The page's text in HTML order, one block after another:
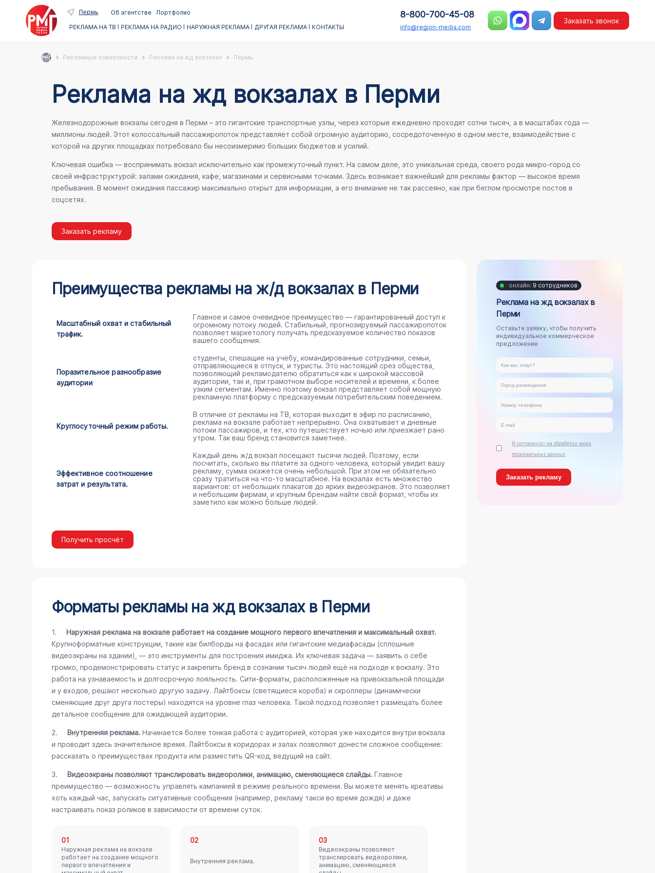
Пермь Об агентстве
Портфолио
РЕКЛАМА НА ТВ
РЕКЛАМА НА РАДИО НАРУЖНАЯ РЕКЛАМА ДРУГАЯ РЕКЛАМА КОНТАКТЫ
8-800-700-45-08
info@region-media.com
Заказать звонок
Рекламные поверхности Реклама на жд вокзалах Пермь
Реклама на жд вокзалах в Перми
Железнодорожные вокзалы сегодня в Перми – это гигантские транспортные узлы, через которые ежедневно проходят сотни тысяч, а в масштабах года —
миллионы людей. Этот колоссальный пассажиропоток представляет собой огромную аудиторию, сосредоточенную в одном месте, взаимодействие с
которой на других площадках потребовало бы несоизмеримо больших бюджетов и усилий.
Ключевая ошибка — воспринимать вокзал исключительно как промежуточный пункт. На самом деле, это уникальная среда, своего рода микро-город со
своей инфраструктурой: залами ожидания, кафе, магазинами и сервисными точками. Здесь возникает важнейший для рекламы фактор — высокое время
пребывания. В момент ожидания пассажир максимально открыт для информации, а его внимание не так рассеяно, как при беглом просмотре постов в
соцсетях.
Заказать рекламу
Преимущества рекламы на ж/д вокзалах в Перми
Масштабный охват и стабильный
трафик.
Главное и самое очевидное преимущество — гарантированный доступ к
огромному потоку людей. Стабильный, прогнозируемый пассажиропоток
позволяет маркетологу получать предсказуемое количество показов
вашего сообщения.
Поразительное разнообразие
аудитории
студенты, спешащие на учёбу, командированные сотрудники, семьи,
отправляющиеся в отпуск, и туристы. Это настоящий срез общества,
позволяющий рекламодателю обратиться как к широкой массовой
аудитории, так и, при грамотном выборе носителей и времени, к более
узким сегментам. Именно поэтому вокзал представляет собой мощную
рекламную платформу с предсказуемым потребительским поведением.
Круглосуточный режим работы.
В отличие от рекламы на ТВ, которая выходит в эфир по расписанию,
реклама на вокзале работает непрерывно. Она охватывает и дневные
потоки пассажиров, и тех, кто путешествует ночью или приезжает рано
утром. Так ваш бренд становится заметнее.
Эффективное соотношение
затрат и результата.
Каждый день ж/д вокзал посещают тысячи людей. Поэтому, если
посчитать, сколько вы платите за одного человека, который увидит вашу
рекламу, сумма окажется очень небольшой. При этом не обязательно
сразу тратиться на что-то масштабное. На вокзалах есть множество
вариантов: от небольших плакатов до ярких видеоэкранов. Это позволяет
и небольшим фирмам, и крупным брендам найти свой формат, чтобы их
заметило как можно больше людей.
Получить просчёт
Форматы рекламы на жд вокзалах в Перми
1. Наружная реклама на вокзале работает на создание мощного первого впечатления и максимальный охват.
Крупноформатные конструкции, такие как билборды на фасадах или гигантские медиафасады (сплошные
видеоэкраны на здании), — это инструменты для построения имиджа. Их ключевая задача — заявить о себе
громко, продемонстрировать статус и закрепить бренд в сознании тысяч людей ещё на подходе к вокзалу. Это
работа на узнаваемость и долгосрочную лояльность. Сити-форматы, расположенные на привокзальной площади
и у входов, решают несколько другую задачу. Лайтбоксы (светящиеся короба) и скроллеры (динамически
сменяющие друг друга постеры) находятся на уровне глаз человека. Такой подход позволяет размещать более
детальное сообщение для ожидающей аудитории.
2. Внутренняя реклама. Начинается более тонкая работа с аудиторией, которая уже находится внутри вокзала
и проводит здесь значительное время. Лайтбоксы в коридорах и залах позволяют донести сложное сообщение:
рассказать о преимуществах продукта или разместить QR-код, ведущий на сайт.
3. Видеоэкраны позволяют транслировать видеоролики, анимацию, сменяющиеся слайды.Главное
преимущество — возможность управлять кампанией в режиме реального времени. Вы можете менять креативы
хоть каждый час, запускать ситуативные сообщения (например, рекламу такси во время дождя) и даже
настраивать показ роликов в зависимости от времени суток.
01
Наружная реклама на вокзале
работает на создание мощного
первого впечатления и
02
Внутренняя реклама.
03
Видеоэкраны позволяют
транслировать видеоролики,
анимацию, сменяющиеся
онлайн: 9 сотрудников
Реклама на жд вокзалах в
Перми
Оставьте заявку, чтобы получить
индивидуальное коммерческое
предложение
Я согласен(а) на обработку моих
персональных данных